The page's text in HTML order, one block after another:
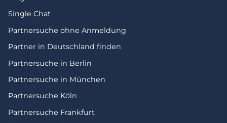
Single Chat
Partnersuche ohne Anmeldung
Partner in Deutschland finden
Partnersuche in Berlin
Partnersuche in München
Partnersuche Köln
Partnersuche Frankfurt